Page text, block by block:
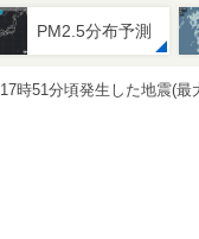
PM2.5分布予測
17時51分頃発生した地震(最